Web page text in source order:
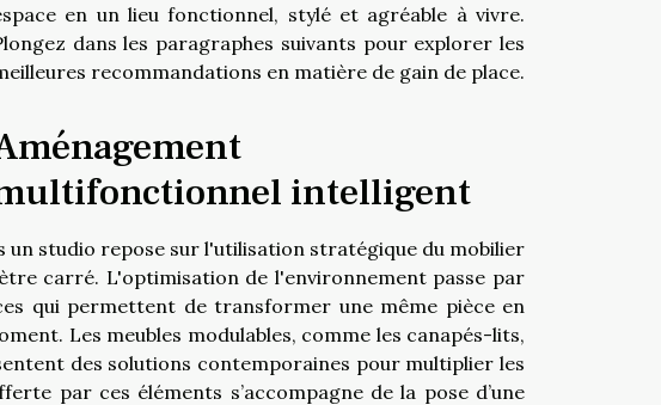
en un lieu fonctionnel, stylé et agréable à vivre.
dans les paragraphes suivants pour explorer les
recommandations en matière de gain de place.
intelligent
un studio repose sur l'utilisation stratégique du mobilier
carré. L'optimisation de l'environnement passe par
qui permettent de transformer une même pièce en
Les meubles modulables, comme les canapés-lits,
des solutions contemporaines pour multiplier les
par ces éléments s’accompagne de la pose d’une